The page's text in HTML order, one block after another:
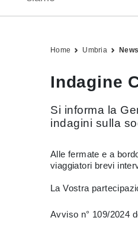
Home Umbria
Indagine
Si informa la
indagini sulla
Alle fermate e a
viaggiatori brevi
La Vostra
Avviso n° 109/2024